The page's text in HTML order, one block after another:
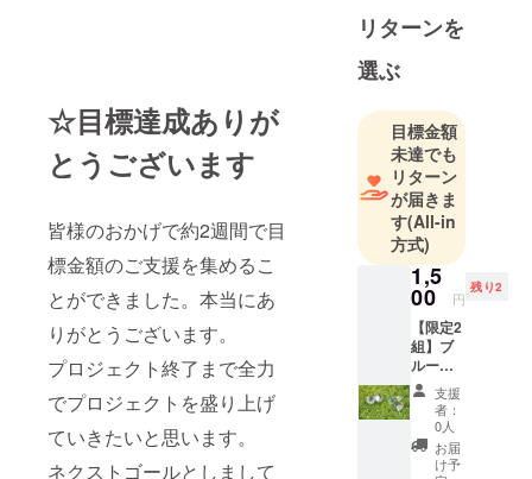
☆目標達成ありが
とうございます
皆様のおかげで約2週間で目
標金額のご支援を集めるこ
とができました。本当にあ
りがとうございます。
プロジェクト終了まで全力
でプロジェクトを盛り上げ
ていきたいと思います。
ネクストゴールとしまして
に携わる仕
事につき今
年で8年目に
た。私が宝
石に興味を
持ったのは
子供の頃
で、当時は
天然石を集
めるのに夢
中になって
おりまし
た。今では
宝石をある
めたり・眺
めたり・コ
レクション
リターンを
選ぶ
目標金額
未達でも
リターン
が届きま
す(All-in
方式)
1,5
00 円
残り2
【限定2
組】ブ
ルート
パーズ
ピア
ス 1
組
1500
支援
者：
0人
お届
け予